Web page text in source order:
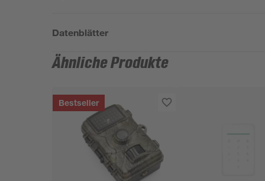
Datenblätter
Ähnliche Produkte
Bestseller